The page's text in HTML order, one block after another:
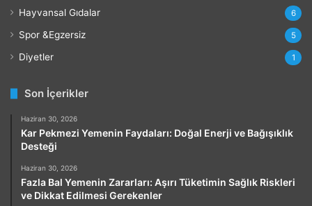
Hayvansal Gıdalar 6
Spor &Egzersiz 5
Diyetler 1
Son İçerikler
Haziran 30, 2026
Kar Pekmezi Yemenin Faydaları: Doğal Enerji ve Bağışıklık
Desteği
Haziran 30, 2026
Fazla Bal Yemenin Zararları: Aşırı Tüketimin Sağlık Riskleri
ve Dikkat Edilmesi Gerekenler